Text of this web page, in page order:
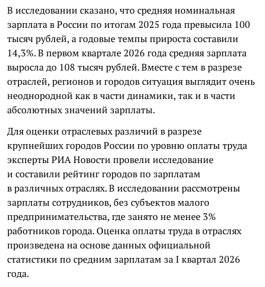
В исследовании сказано, что средняя номинальная
зарплата в России по итогам 2025 года превысила 100
тысяч рублей, а годовые темпы прироста составили
14,3%. В первом квартале 2026 года средняя зарплата
выросла до 108 тысяч рублей. Вместе с тем в разрезе
отраслей, регионов и городов ситуация выглядит очень
неоднородной как в части динамики, так и в части
абсолютных значений зарплаты.
Для оценки отраслевых различий в разрезе
крупнейших городов России по уровню оплаты труда
эксперты РИА Новости провели исследование
и составили рейтинг городов по зарплатам
в различных отраслях. В исследовании рассмотрены
зарплаты сотрудников, без субъектов малого
предпринимательства, где занято не менее 3%
работников города. Оценка оплаты труда в отраслях
произведена на основе данных официальной
статистики по средним зарплатам за I квартал 2026
года.